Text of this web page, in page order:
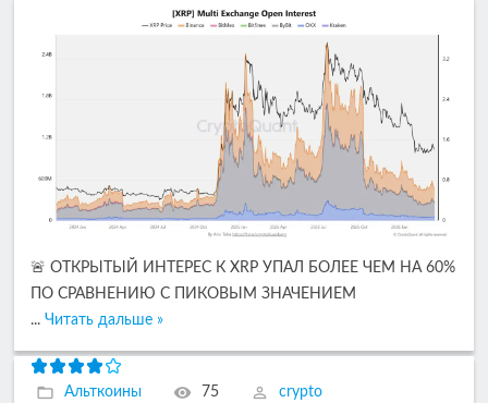
🚨 ОТКРЫТЫЙ ИНТЕРЕС К XRP УПАЛ БОЛЕЕ ЧЕМ НА 60%
ПО СРАВНЕНИЮ С ПИКОВЫМ ЗНАЧЕНИЕМ
... Читать дальше »
Альткоины 75
crypto